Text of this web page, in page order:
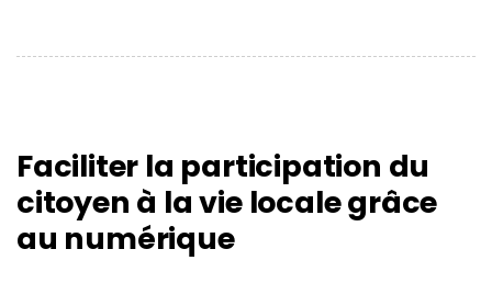
Faciliter la participation du
citoyen à la vie locale grâce
au numérique